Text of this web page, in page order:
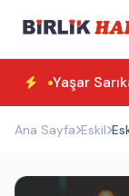
Yaşar
Ana Sayfa Eskil